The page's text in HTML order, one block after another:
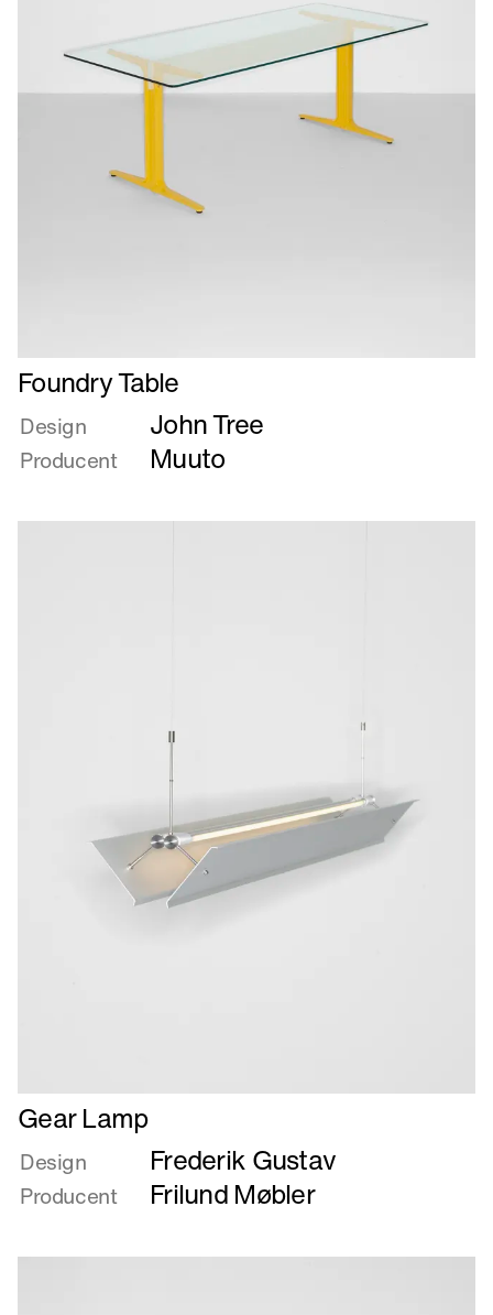
Læs
mere
om
Foundry
Table
Foundry Table
Design John Tree
Producent Muuto
Læs
mere
om
Gear
Lamp
Gear Lamp
Design Frederik Gustav
Producent Frilund Møbler